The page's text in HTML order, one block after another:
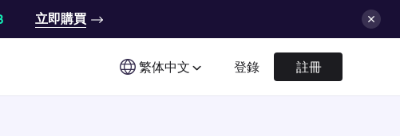
立即購買
繁体中文 登錄 註冊